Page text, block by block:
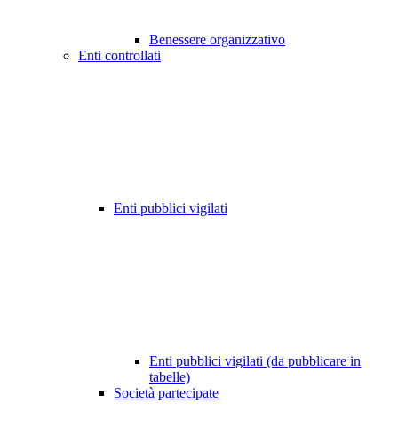
Benessere organizzativo
Enti controllati
Enti pubblici vigilati
Enti pubblici vigilati (da pubblicare in
tabelle)
Società partecipate